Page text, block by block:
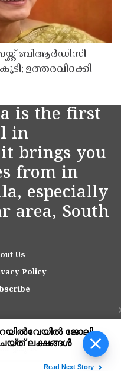
ബിആർഡിസി
ഉത്തരവിറക്കി
is the first
in
brings you
from in
especially
area, South
Us
Policy